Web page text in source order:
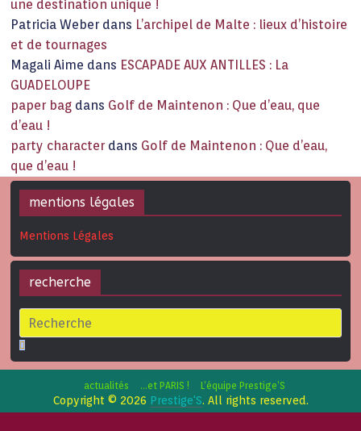
une destination unique !
Patricia Weber dans L’archipel de Malte : lieux d’histoire
et de tournages
Magali Aime dans ESCAPADE AUX ANTILLES : La
GUADELOUPE
paper bag dans Golf de Maintenon : Que d’eau, que
d’eau !
party character dans Golf de Maintenon : Que d’eau,
que d’eau !
mentions légales
Mentions Légales
recherche
actualités …et PARIS ! L’équipe Prestige’S
Copyright © 2026 Prestige'S. All rights reserved.